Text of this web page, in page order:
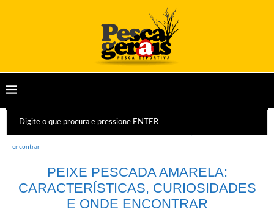
encontrar
PEIXE PESCADA AMARELA:
CARACTERÍSTICAS, CURIOSIDADES
E ONDE ENCONTRAR